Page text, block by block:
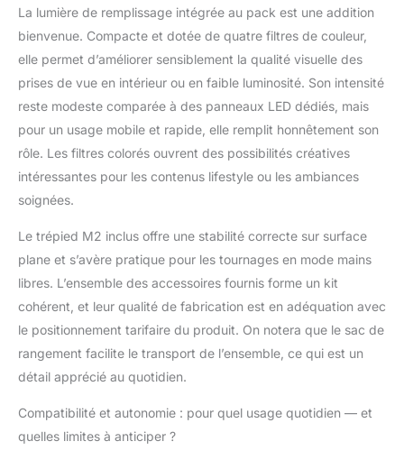
La lumière de remplissage intégrée au pack est une addition
bienvenue. Compacte et dotée de quatre filtres de couleur,
elle permet d’améliorer sensiblement la qualité visuelle des
prises de vue en intérieur ou en faible luminosité. Son intensité
reste modeste comparée à des panneaux LED dédiés, mais
pour un usage mobile et rapide, elle remplit honnêtement son
rôle. Les filtres colorés ouvrent des possibilités créatives
intéressantes pour les contenus lifestyle ou les ambiances
soignées.
Le trépied M2 inclus offre une stabilité correcte sur surface
plane et s’avère pratique pour les tournages en mode mains
libres. L’ensemble des accessoires fournis forme un kit
cohérent, et leur qualité de fabrication est en adéquation avec
le positionnement tarifaire du produit. On notera que le sac de
rangement facilite le transport de l’ensemble, ce qui est un
détail apprécié au quotidien.
Compatibilité et autonomie : pour quel usage quotidien — et
quelles limites à anticiper ?